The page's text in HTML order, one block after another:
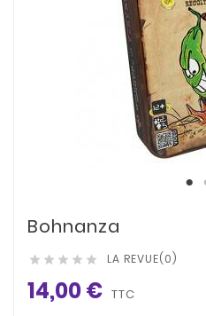
Bohnanza
     LA REVUE(0)
14,00 € TTC